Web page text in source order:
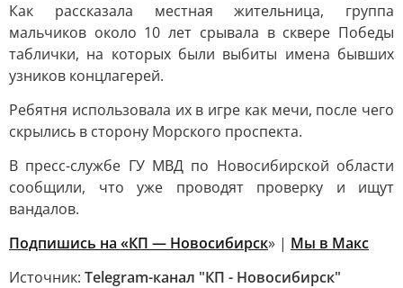
Как рассказала местная жительница, группа
мальчиков около 10 лет срывала в сквере Победы
таблички, на которых были выбиты имена бывших
узников концлагерей.
Ребятня использовала их в игре как мечи, после чего
скрылись в сторону Морского проспекта.
В пресс-службе ГУ МВД по Новосибирской области
сообщили, что уже проводят проверку и ищут
вандалов.
Подпишись на «КП — Новосибирск» | Мы в Mакс
Источник: Telegram-канал "КП - Новосибирск"